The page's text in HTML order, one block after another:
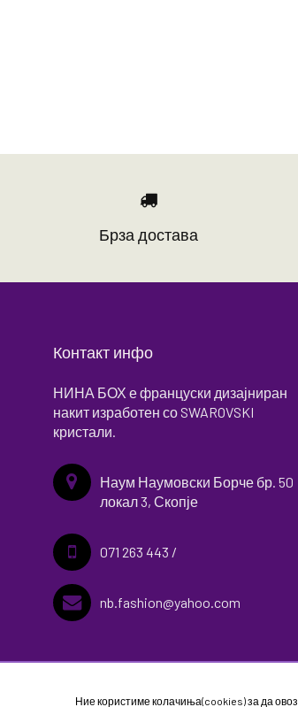
Ние користиме колачиња(cookies) за да
Брза достава
Контакт инфо
НИНА БОХ е француски дизајниран
накит изработен со SWAROVSKI
кристали.
Наум Наумовски Борче бр. 50
локал 3, Скопје
071 263 443 /
nb.fashion@yahoo.com